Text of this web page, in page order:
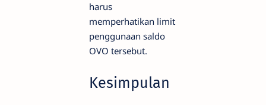
harus
memperhatikan limit
penggunaan saldo
OVO tersebut.
Kesimpulan